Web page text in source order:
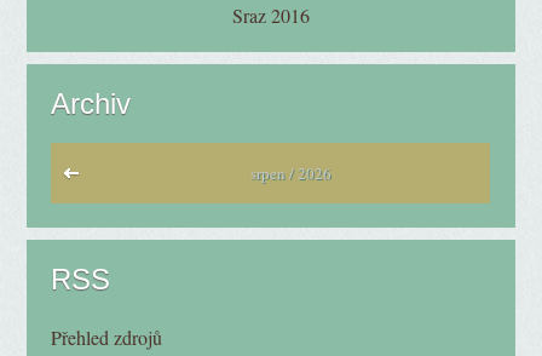
Sraz 2016
Archiv
srpen / 2026
RSS
Přehled zdrojů